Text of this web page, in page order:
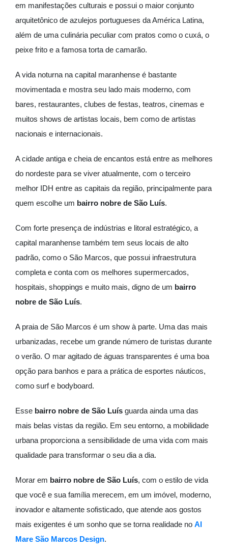
em manifestações culturais e possui o maior conjunto
arquitetônico de azulejos portugueses da América Latina,
além de uma culinária peculiar com pratos como o cuxá, o
peixe frito e a famosa torta de camarão.
A vida noturna na capital maranhense é bastante
movimentada e mostra seu lado mais moderno, com
bares, restaurantes, clubes de festas, teatros, cinemas e
muitos shows de artistas locais, bem como de artistas
nacionais e internacionais.
A cidade antiga e cheia de encantos está entre as melhores
do nordeste para se viver atualmente, com o terceiro
melhor IDH entre as capitais da região, principalmente para
quem escolhe um bairro nobre de São Luís.
Com forte presença de indústrias e litoral estratégico, a
capital maranhense também tem seus locais de alto
padrão, como o São Marcos, que possui infraestrutura
completa e conta com os melhores supermercados,
hospitais, shoppings e muito mais, digno de um bairro
nobre de São Luís.
A praia de São Marcos é um show à parte. Uma das mais
urbanizadas, recebe um grande número de turistas durante
o verão. O mar agitado de águas transparentes é uma boa
opção para banhos e para a prática de esportes náuticos,
como surf e bodyboard.
Esse bairro nobre de São Luís guarda ainda uma das
mais belas vistas da região. Em seu entorno, a mobilidade
urbana proporciona a sensibilidade de uma vida com mais
qualidade para transformar o seu dia a dia.
Morar em bairro nobre de São Luís, com o estilo de vida
que você e sua família merecem, em um imóvel, moderno,
inovador e altamente sofisticado, que atende aos gostos
mais exigentes é um sonho que se torna realidade no Al
Mare São Marcos Design.